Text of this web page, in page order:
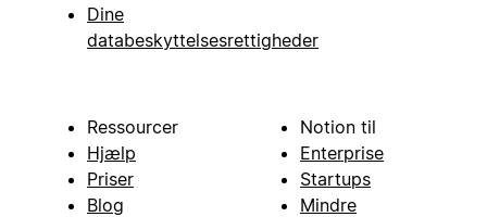
Dine
databeskyttelsesrettigheder
Ressourcer
Hjælp
Priser
Blog
Notion til
Enterprise
Startups
Mindre